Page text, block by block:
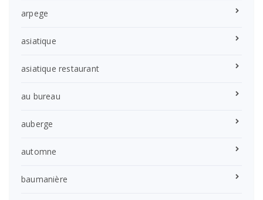
arpege
asiatique
asiatique restaurant
au bureau
auberge
automne
baumanière